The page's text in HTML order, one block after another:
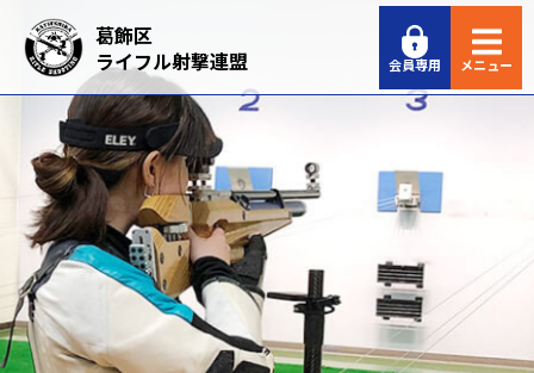
葛飾区
ライフル射撃連盟
会員専用 メニュー